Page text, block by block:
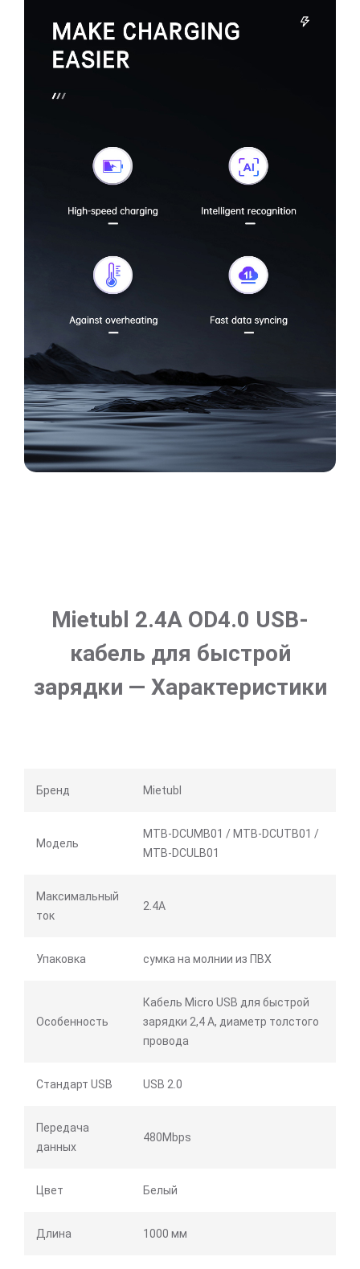
Mietubl 2.4A OD4.0 USB-
кабель для быстрой
зарядки — Характеристики
Бренд Mietubl
Модель
MTB-DCUMB01 / MTB-DCUTB01 /
MTB-DCULB01
Максимальный
ток
2.4A
Упаковка сумка на молнии из ПВХ
Особенность
Кабель Micro USB для быстрой
зарядки 2,4 А, диаметр толстого
провода
Стандарт USB USB 2.0
Передача
данных
480Mbps
Цвет Белый
Длина 1000 мм